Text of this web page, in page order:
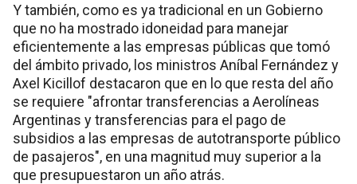
Y también, como es ya tradicional en un Gobierno
que no ha mostrado idoneidad para manejar
eficientemente a las empresas públicas que tomó
del ámbito privado, los ministros Aníbal Fernández y
Axel Kicillof destacaron que en lo que resta del año
se requiere "afrontar transferencias a Aerolíneas
Argentinas y transferencias para el pago de
subsidios a las empresas de autotransporte público
de pasajeros", en una magnitud muy superior a la
que presupuestaron un año atrás.